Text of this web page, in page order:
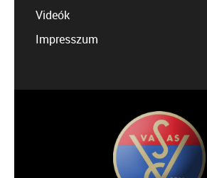
Videók
Impresszum